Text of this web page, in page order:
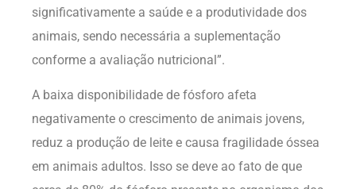
significativamente a saúde e a produtividade dos
animais, sendo necessária a suplementação
conforme a avaliação nutricional”.
A baixa disponibilidade de fósforo afeta
negativamente o crescimento de animais jovens,
reduz a produção de leite e causa fragilidade óssea
em animais adultos. Isso se deve ao fato de que